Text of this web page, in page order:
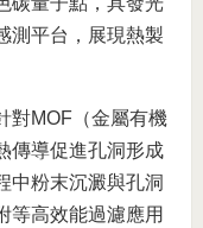
測平台，展現熱製
對MOF（金屬有機
傳導促進孔洞形成
中粉末沉澱與孔洞
等高效能過濾應用